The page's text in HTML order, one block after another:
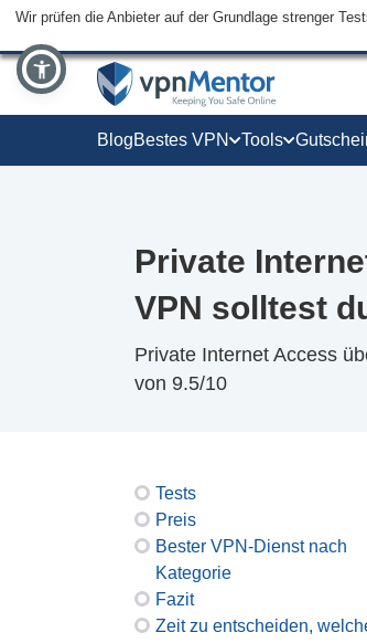
Wir prüfen die Anbieter auf der Grundlage strenger
BlogBestes VPN Tools
Private
VPN solltest
Private Internet Access
von 9.5/10
Tests
Preis
Bester VPN-Dienst nach
Kategorie
Fazit
Zeit zu entscheiden,